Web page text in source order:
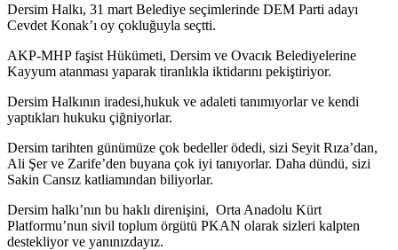
Dersim Halkı, 31 mart Belediye seçimlerinde DEM Parti adayı
Cevdet Konak’ı oy çokluğuyla seçtti.
AKP-MHP faşist Hükümeti, Dersim ve Ovacık Belediyelerine
Kayyum atanması yaparak tiranlıkla iktidarını pekiştiriyor.
Dersim Halkının iradesi,hukuk ve adaleti tanımıyorlar ve kendi
yaptıkları hukuku çiğniyorlar.
Dersim tarihten günümüze çok bedeller ödedi, sizi Seyit Rıza’dan,
Ali Şer ve Zarife’den buyana çok iyi tanıyorlar. Daha dündü, sizi
Sakin Cansız katliamından biliyorlar.
Dersim halkı’nın bu haklı direnişini, Orta Anadolu Kürt
Platformu’nun sivil toplum örgütü PKAN olarak sizleri kalpten
destekliyor ve yanınızdayız.